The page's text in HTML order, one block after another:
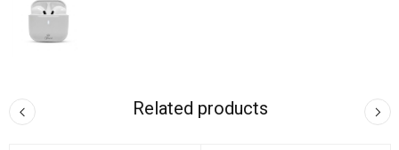
Related products